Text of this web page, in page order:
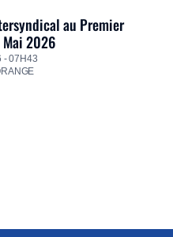
au Premier
2026
- 07H43